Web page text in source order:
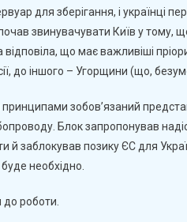
для зберігання, і українці
звинувачувати Київ у тому,
що має важливіші
до іншого – Угорщини (що,
зобов’язаний
Блок запропонував
й заблокував позику ЄС для
необхідно.
роботи.